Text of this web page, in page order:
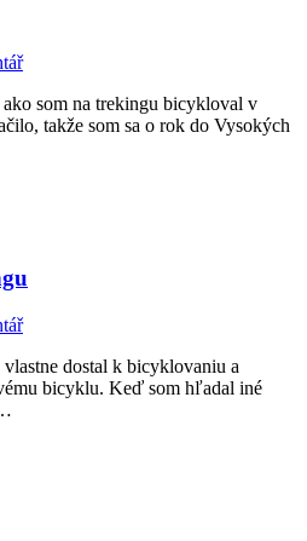
som na trekingu bicykloval v
takže som sa o rok do Vysokých
dostal k bicyklovaniu a
bicyklu. Keď som hľadal iné